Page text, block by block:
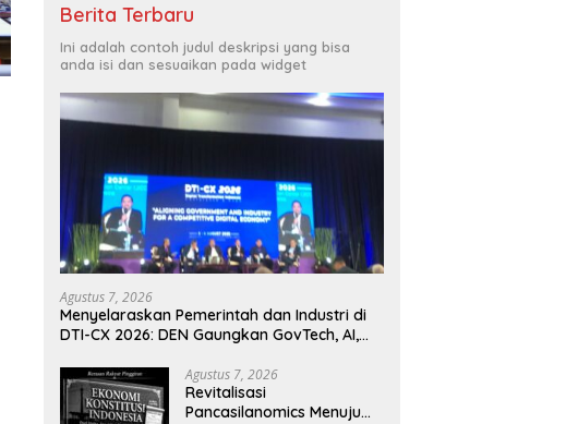
Berita Terbaru
Ini adalah contoh judul deskripsi yang bisa
anda isi dan sesuaikan pada widget
Agustus 7, 2026
Menyelaraskan Pemerintah dan Industri di
DTI-CX 2026: DEN Gaungkan GovTech, AI,
Digital yang KompetitifAgustus 7, 2026
Revitalisasi
Pancasilanomics Menuju